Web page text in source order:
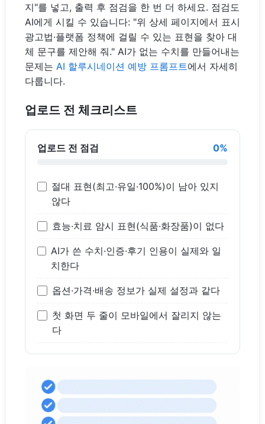
지"를 넣고, 출력 후 점검을 한 번 더 하세요. 점검도
AI에게 시킬 수 있습니다: "위 상세 페이지에서 표시
광고법·플랫폼 정책에 걸릴 수 있는 표현을 찾아 대
체 문구를 제안해 줘." AI가 없는 수치를 만들어내는
문제는 AI 할루시네이션 예방 프롬프트에서 자세히
다룹니다.
업로드 전 체크리스트
업로드 전 점검 0%
절대 표현(최고·유일·100%)이 남아 있지
않다
효능·치료 암시 표현(식품·화장품)이 없다
AI가 쓴 수치·인증·후기 인용이 실제와 일
치한다
옵션·가격·배송 정보가 실제 설정과 같다
첫 화면 두 줄이 모바일에서 잘리지 않는
다